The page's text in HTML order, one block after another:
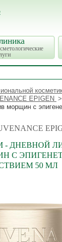
EPIGEN
морщин с
- ДНЕВНОЙ
С
50 МЛ